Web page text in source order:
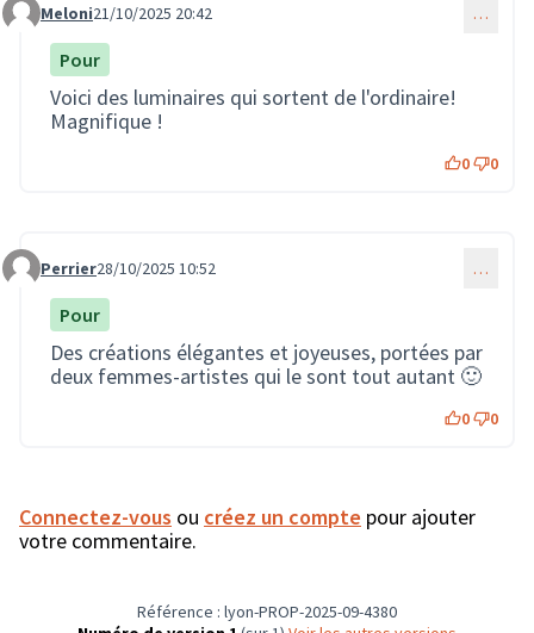
Commentaire 3934
Meloni21/10/2025 20:42 …
Pour
Voici des luminaires qui sortent de l'ordinaire!
Magnifique !
0 0
Commentaire 3996
Perrier28/10/2025 10:52 …
Pour
Des créations élégantes et joyeuses, portées par
deux femmes-artistes qui le sont tout autant 🙂
0 0
Connectez-vous ou créez un compte pour ajouter
votre commentaire.
Référence : lyon-PROP-2025-09-4380